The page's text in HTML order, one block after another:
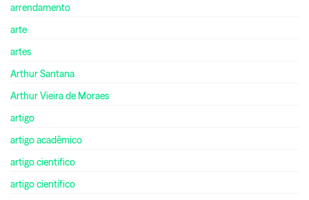
arrendamento
arte
artes
Arthur Santana
Arthur Vieira de Moraes
artigo
artigo acadêmico
artigo cientifico
artigo científico